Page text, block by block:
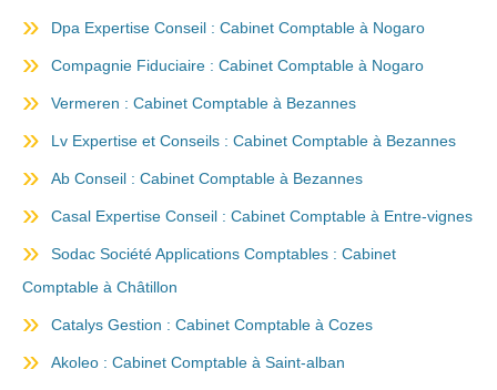
Dpa Expertise Conseil : Cabinet Comptable à Nogaro
Compagnie Fiduciaire : Cabinet Comptable à Nogaro
Vermeren : Cabinet Comptable à Bezannes
Lv Expertise et Conseils : Cabinet Comptable à Bezannes
Ab Conseil : Cabinet Comptable à Bezannes
Casal Expertise Conseil : Cabinet Comptable à Entre-vignes
Sodac Société Applications Comptables : Cabinet
Comptable à Châtillon
Catalys Gestion : Cabinet Comptable à Cozes
Akoleo : Cabinet Comptable à Saint-alban